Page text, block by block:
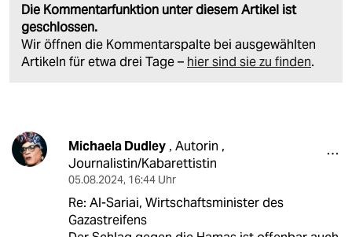
Die Kommentarfunktion unter diesem Artikel ist
geschlossen.
Wir öffnen die Kommentarspalte bei ausgewählten
Artikeln für etwa drei Tage – hier sind sie zu finden.
Michaela Dudley, Autorin ,
Journalistin/Kabarettistin
05.08.2024, 16:44 Uhr
Re: Al-Sariai, Wirtschaftsminister des
Gazastreifens